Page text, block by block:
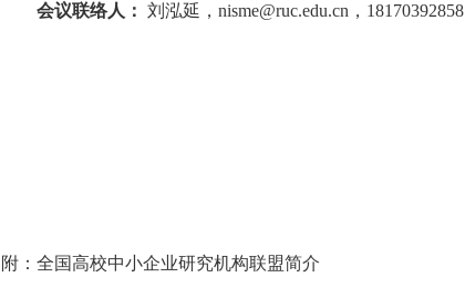
会议联络人： 刘泓延，nisme@ruc.edu.cn，18170392858
附：全国高校中小企业研究机构联盟简介